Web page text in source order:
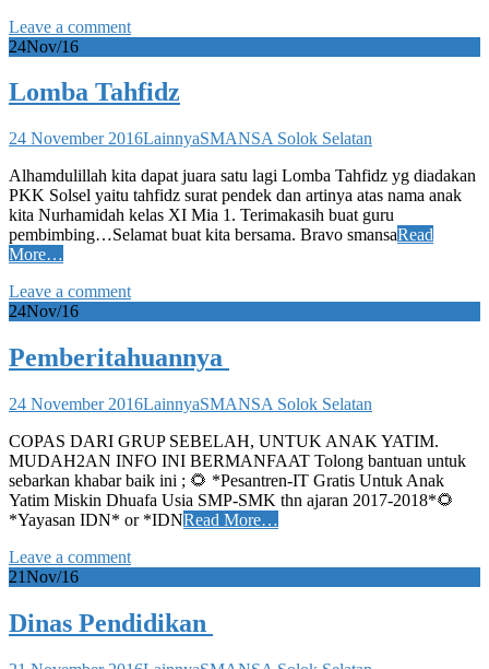
Leave a comment
24Nov/16
Lomba Tahfidz
24 November 2016LainnyaSMANSA Solok Selatan
​​Alhamdulillah kita dapat juara satu lagi Lomba Tahfidz yg diadakan
PKK Solsel yaitu tahfidz surat pendek dan artinya atas nama anak
kita Nurhamidah kelas XI Mia 1. Terimakasih buat guru
pembimbing…Selamat buat kita bersama. Bravo smansaRead
More…
Leave a comment
24Nov/16
Pemberitahuannya
24 November 2016LainnyaSMANSA Solok Selatan
​COPAS DARI GRUP SEBELAH, UNTUK ANAK YATIM.
MUDAH2AN INFO INI BERMANFAAT Tolong bantuan untuk
sebarkan khabar baik ini ; 🌻 *Pesantren-IT Gratis Untuk Anak
Yatim Miskin Dhuafa Usia SMP-SMK thn ajaran 2017-2018*🌻
*Yayasan IDN* or *IDNRead More…
Leave a comment
21Nov/16
Dinas Pendidikan